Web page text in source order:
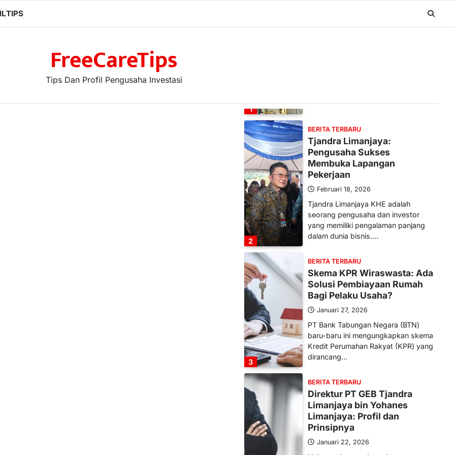
TIPS
FreeCareTips
Tips Dan Profil Pengusaha Investasi
1
situasi…
2
BERITA TERBARU
Tjandra Limanjaya:
Pengusaha Sukses
Membuka Lapangan
Pekerjaan
Februari 18, 2026
Tjandra Limanjaya KHE adalah
seorang pengusaha dan investor
yang memiliki pengalaman panjang
dalam dunia bisnis.…
3
BERITA TERBARU
Skema KPR Wiraswasta: Ada
Solusi Pembiayaan Rumah
Bagi Pelaku Usaha?
Januari 27, 2026
PT Bank Tabungan Negara (BTN)
baru-baru ini mengungkapkan skema
Kredit Perumahan Rakyat (KPR) yang
dirancang…
BERITA TERBARU
Direktur PT GEB Tjandra
Limanjaya bin Yohanes
Limanjaya: Profil dan
Prinsipnya
Januari 22, 2026